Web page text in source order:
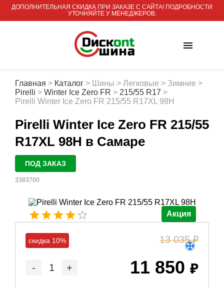
ДОПОЛНИТЕЛЬНАЯ СКИДКА ПРИ ЗАКАЗЕ С САЙТА! ПОДРОБНОСТИ
УТОЧНЯЙТЕ У МЕНЕДЖЕРОВ.
Главная > Каталог > Шины > Легковые > Зимние >
Pirelli > Winter Ice Zero FR > 215/55 R17 >
Pirelli Winter Ice Zero FR 215/55 R17XL 98H
Pirelli Winter Ice Zero FR 215/55
R17XL 98H в Самаре
ПОД ЗАКАЗ
3383700
Акция
скидка 10% 13 035
- 1 + 11 850